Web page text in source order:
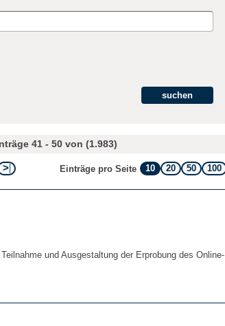
41 - 50 von (1.983)
Einträge pro Seite 10 20 50 100
und Ausgestaltung der Erprobung des Online-